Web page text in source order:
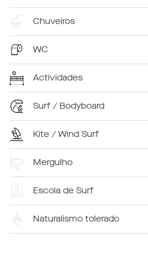
Chuveiros
WC
Actividades
Surf / Bodyboard
Kite / Wind Surf
Mergulho
Escola de Surf
Naturalismo tolerado